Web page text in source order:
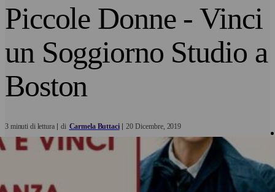
Piccole Donne - Vinci
un Soggiorno Studio a
Boston
3 minuti di lettura di Carmela Buttaci 20 Dicembre 2019